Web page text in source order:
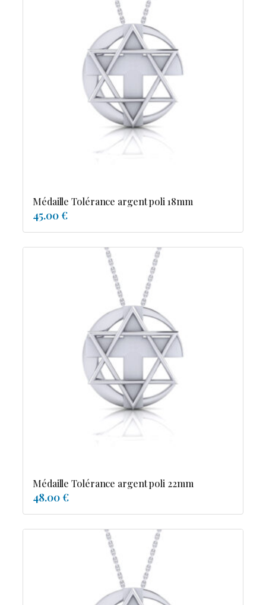
Médaille Tolérance argent poli 18mm
45.00 €
Médaille Tolérance argent poli 22mm
48.00 €